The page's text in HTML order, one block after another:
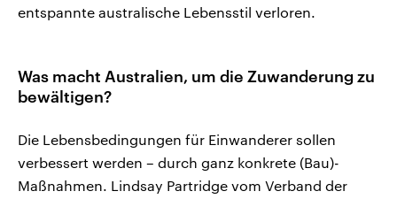
entspannte australische Lebensstil verloren.
Was macht Australien, um die Zuwanderung zu
bewältigen?
Die Lebensbedingungen für Einwanderer sollen
verbessert werden – durch ganz konkrete (Bau)-
Maßnahmen. Lindsay Partridge vom Verband der